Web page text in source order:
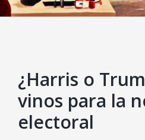
¿Harris o
vinos para la
electoral